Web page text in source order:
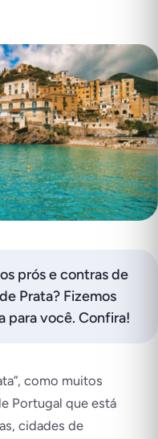
prós e contras de
Prata? Fizemos
para você. Confira!
como muitos
Portugal que está
cidades de